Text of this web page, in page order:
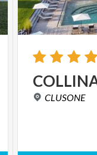
CLUSONE